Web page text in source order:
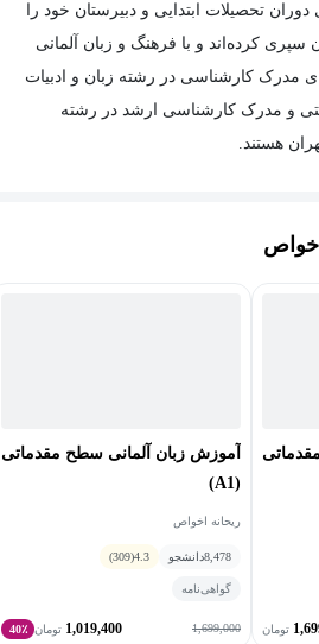
تحصیلات ابتدایی و دبیرستان خود را
کرده‌اند و با فرهنگ و زبان آلمانی
مدرک کارشناسی در رشته زبان و ادبیات
و مدرک کارشناسی ارشد در رشته
هستند.
کا اف و انستیتو گوته تا بالاترین
است.
تومان
آموزش زبان آلمانی سطح مقدماتی
(A1)
ریحانه اخواص
8,478دانشجو 4.3
(309)
گواهی‌نامه
1,699,000
1,019,400 تومان 40٪